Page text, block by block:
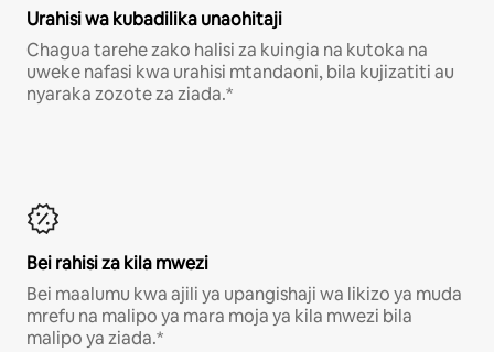
Urahisi wa kubadilika unaohitaji
Chagua tarehe zako halisi za kuingia na kutoka na
uweke nafasi kwa urahisi mtandaoni, bila kujizatiti au
nyaraka zozote za ziada.*
Bei rahisi za kila mwezi
Bei maalumu kwa ajili ya upangishaji wa likizo ya muda
mrefu na malipo ya mara moja ya kila mwezi bila
malipo ya ziada.*